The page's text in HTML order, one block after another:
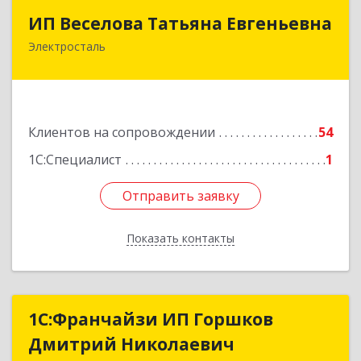
ИП Веселова Татьяна Евгеньевна
Электросталь
Клиентов на сопровождении
54
1С:Специалист
1
Отправить заявку
Показать контакты
144000, Московская обл, Электросталь г,
Отправить заявку
Назад
1С:Франчайзи ИП Горшков
Дмитрий Николаевич
1С:Франчайзи ИП Горшков
Дмитрий Николаевич